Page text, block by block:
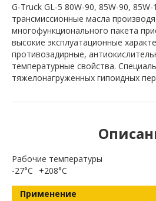
G-Truck GL-5 80W-90, 85W-90,
трансмиссионные масла
многофункционального пакета
высокие эксплуатационные
противозадирные,
температурные свойства.
тяжелонагруженных гипоидных
Рабочие температуры
-27°C
+208°C
Применение